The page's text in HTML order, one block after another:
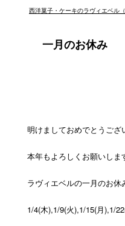
西洋菓子・ケーキのラヴィエベル
一月のお休み
明けましておめでとうござ
本年もよろしくお願いしま
ラヴィエベルの一月のお休
1/4(木),1/9(火),1/15(月),1/